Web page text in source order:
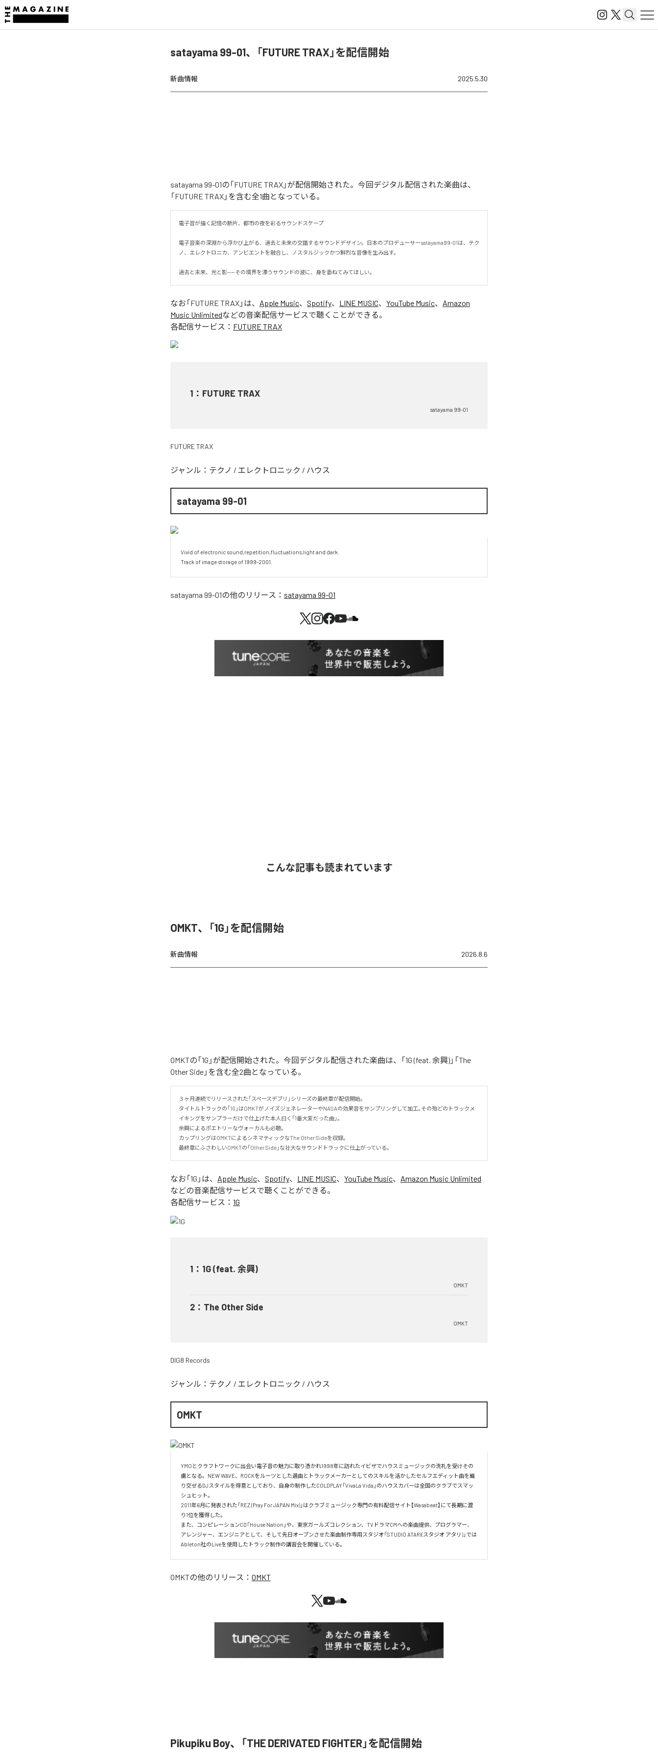
satayama 99-01、「FUTURE TRAX」を配信開始
新曲情報 2025.5.30
satayama 99-01の「FUTURE TRAX」が配信開始された。今回デジタル配信された楽曲は、
「FUTURE TRAX」を含む全1曲となっている。
電子音が描く記憶の断片、都市の夜を彩るサウンドスケープ
電子音楽の深淵から浮かび上がる、過去と未来の交錯するサウンドデザイン。日本のプロデューサーsatayama99-01は、テク
ノ、エレクトロニカ、アンビエントを融合し、ノスタルジックかつ鮮烈な音像を生み出す。
過去と未来、光と影——その境界を漂うサウンドの波に、身を委ねてみてほしい。
なお「FUTURE TRAX 」は、 Apple Music、 Spotify、 LINE MUSIC、 YouTube Music、 Amazon
Music Unlimitedなどの音楽配信サービスで聴くことができる。
各配信サービス： FUTURE TRAX
1 ： FUTURE TRAX
satayama 99-01
FUTURE TRAX
ジャンル： テクノ / エレクトロニック / ハウス
satayama 99-01
Vivid of electronic sound,repetition,fluctuations,light and dark.
Track of image storage of 1999-2001.
satayama 99-01の他のリリース： satayama 99-01
こんな記事も読まれています
OMKT、「1G」を配信開始
新曲情報 2026.8.6
OMKTの「1G」が配信開始された。今回デジタル配信された楽曲は、「1G (feat. 余興)」「The
Other Side」を含む全2曲となっている。
３ヶ月連続でリリースされた｢スペースデブリ｣シリーズの最終章が配信開始｡
タイトルトラックの｢1G｣はOMKTがノイズジェネレーターやNASAの効果音をサンプリングして加工｡その殆どのトラックメ
イキングをサンプラーだけで仕上げた本人曰く｢1番大変だった曲｣。
余興によるポエトリーなヴォーカルも必聴｡
カップリングはOMKTによるシネマティックなThe Other Sideを収録｡
最終章にふさわしいOMKTの｢Other Side｣な壮大なサウンドトラックに仕上がっている｡
なお「1G 」は、 Apple Music、 Spotify、 LINE MUSIC、 YouTube Music、 Amazon Music Unlimited
などの音楽配信サービスで聴くことができる。
各配信サービス： 1G
1 ： 1G (feat. 余興)
OMKT
2 ： The Other Side
OMKT
DIG8 Records
ジャンル： テクノ / エレクトロニック / ハウス
OMKT
YMOとクラフトワークに出会い電子音の魅力に取り憑かれ1998年に訪れたイビザでハウスミュージックの洗礼を受けその
虜となる。NEW WAVE、ROCKをルーツとした選曲とトラックメーカーとしてのスキルを活かしたセルフエディット曲を織
り交ぜるDJスタイルを得意としており、自身の制作したCOLDPLAY「VivaLa Vida」のハウスカバーは全国のクラブでスマッ
シュヒット。
2011年6月に発表された「REZ (Pray For JAPAN Mix)」はクラブミュージック専門の有料配信サイト【Wasabeat】にて長期に渡
り1位を獲得した。
また、コンピレーションCD「House Nation」や、東京ガールズコレクション、TVドラマCMへの楽曲提供、プログラマー、
アレンジャー、エンジニアとして、そして先日オープンさせた楽曲制作専用スタジオ「STUDIO ATARI(スタジオ アタリ)」では
Ableton社のLiveを使用したトラック制作の講習会を開催している。
OMKTの他のリリース： OMKT
Pikupiku Boy、「THE DERIVATED FIGHTER」を配信開始